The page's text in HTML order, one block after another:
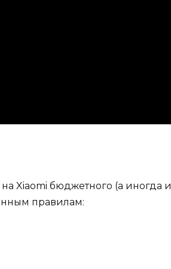
Xiaomi бюджетного (а иногда и
правилам: